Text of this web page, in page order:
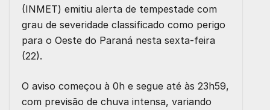
(INMET) emitiu alerta de tempestade com
grau de severidade classificado como perigo
para o Oeste do Paraná nesta sexta-feira
(22).
O aviso começou à 0h e segue até às 23h59,
com previsão de chuva intensa, variando